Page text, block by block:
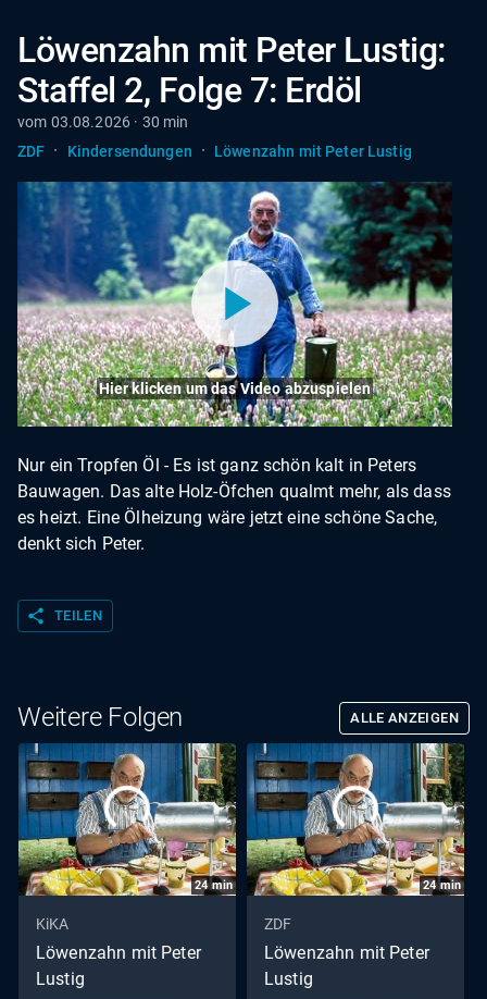
Löwenzahn mit Peter Lustig:
Staffel 2, Folge 7: Erdöl
vom 03.08.2026 · 30 min
ZDF · Kindersendungen · Löwenzahn mit Peter Lustig
Hier klicken um das Video abzuspielen
Nur ein Tropfen Öl - Es ist ganz schön kalt in Peters
Bauwagen. Das alte Holz-Öfchen qualmt mehr, als dass
es heizt. Eine Ölheizung wäre jetzt eine schöne Sache,
denkt sich Peter.
share TEILEN
Weitere Folgen ALLE ANZEIGEN
24min
KiKA
Löwenzahn mit Peter
Lustig
24min
ZDF
Löwenzahn mit Peter
Lustig